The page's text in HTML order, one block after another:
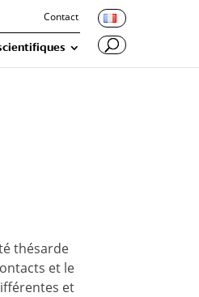
Contact
thésarde
et le
et